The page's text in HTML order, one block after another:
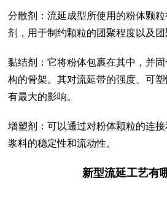
分散剂：流延成型所使用的粉体颗
剂，用于制约颗粒的团聚程度以及团
黏结剂：它将粉体包裹在其中，并
构的骨架。其对流延带的强度、可
有最大的影响。
增塑剂：可以通过对粉体颗粒的连
浆料的稳定性和流动性。
新型流延工艺有